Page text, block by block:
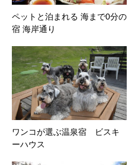
ペットと泊まれる 海まで0分の
宿 海岸通り
ワンコが選ぶ温泉宿 ビスキ
ーハウス